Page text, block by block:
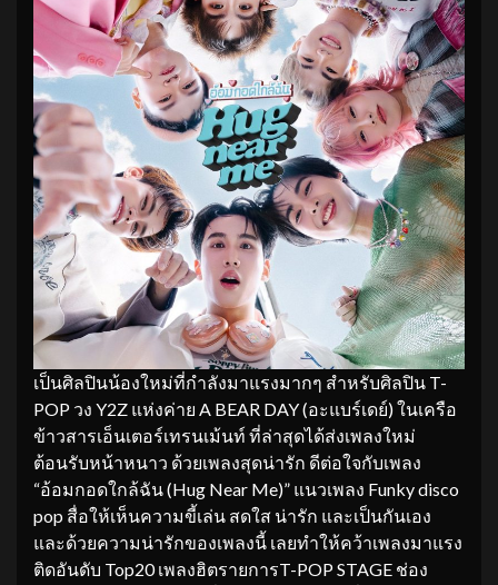
เป็นศิลปินน้องใหม่ที่กำลังมาแรงมากๆ สำหรับศิลปิน T-
POP วง Y2Z แห่งค่าย A BEAR DAY (อะแบร์เดย์) ในเครือ
ข้าวสารเอ็นเตอร์เทรนเม้นท์ ที่ล่าสุดได้ส่งเพลงใหม่
ต้อนรับหน้าหนาว ด้วยเพลงสุดน่ารัก ดีต่อใจกับเพลง
“อ้อมกอดใกล้ฉัน (Hug Near Me)” แนวเพลง Funky disco
pop สื่อให้เห็นความขี้เล่น สดใส น่ารัก และเป็นกันเอง
และด้วยความน่ารักของเพลงนี้ เลยทำให้คว้าเพลงมาแรง
ติดอันดับ Top20 เพลงฮิตรายการT-POP STAGE ช่อง